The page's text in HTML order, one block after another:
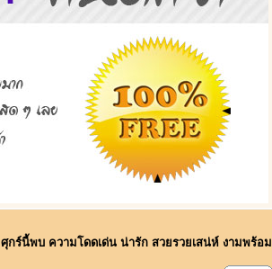
ศุกร์นี้พบ ความโดดเด่น น่ารัก สวยรวยเสน่ห์ งามพร้อม